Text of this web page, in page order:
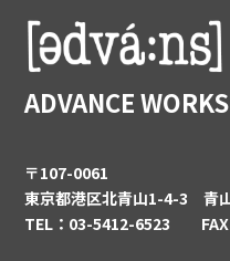
ADVANCE WORKS
〒107-0061
東京都港区北青山1-4-3 青
TEL：03-5412-6523 FAX